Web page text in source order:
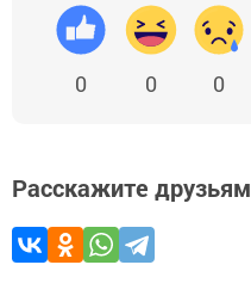
0 0 0
Расскажите друзьям